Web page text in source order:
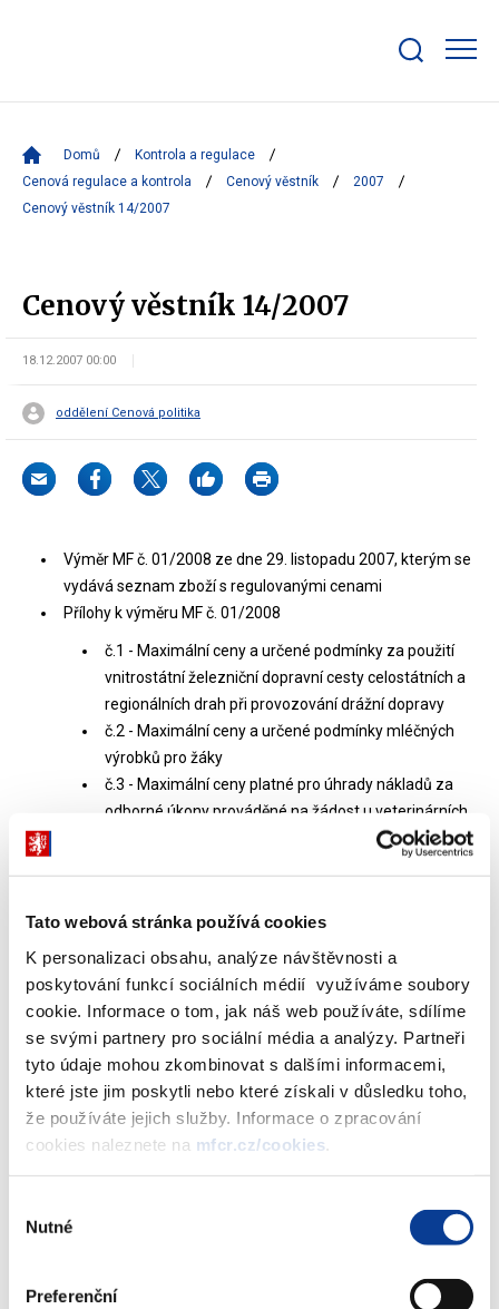
Tato webová stránka používá cookies
K personalizaci obsahu, analýze návštěvnosti a
poskytování funkcí sociálních médií využíváme soubory
cookie. Informace o tom, jak náš web používáte, sdílíme
se svými partnery pro sociální média a analýzy. Partneři
tyto údaje mohou zkombinovat s dalšími informacemi,
které jste jim poskytli nebo které získali v důsledku toho,
že používáte jejich služby. Informace o zpracování
cookies naleznete na mfcr.cz/cookies
souhlasu
Nutné
Preferenční
bar
Domů
Kontrola a regulace
Cenová regulace a kontrola
Cenový věstník
2007
Cenový věstník 14/2007
Cenový věstník 14/2007
18.12.2007 00:00
oddělení Cenová politika
Výměr MF č. 01/2008 ze dne 29. listopadu 2007, kterým se
vydává seznam zboží s regulovanými cenami
Přílohy k výměru MF č. 01/2008
č.1 - Maximální ceny a určené podmínky za použití
vnitrostátní železniční dopravní cesty celostátních a
regionálních drah při provozování drážní dopravy
č.2 - Maximální ceny a určené podmínky mléčných
výrobků pro žáky
č.3 - Maximální ceny platné pro úhrady nákladů za
odborné úkony prováděné na žádost u veterinárních
léčivých přípravků Ústavem pro státní kontrolu
č.5 - Určené podmínky v železniční veřejné
č.6 - Ceny a určené podmínky ve veřejné vnitrostátní
silniční linkové osobní autobusové dopravě
Dokumenty ke stažení
Stáhnout vybrané (